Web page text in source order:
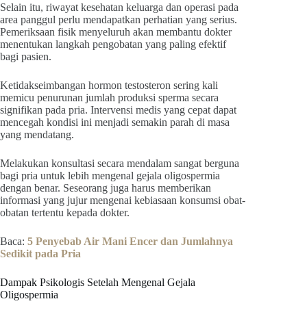
Selain itu, riwayat kesehatan keluarga dan operasi pada
area panggul perlu mendapatkan perhatian yang serius.
Pemeriksaan fisik menyeluruh akan membantu dokter
menentukan langkah pengobatan yang paling efektif
bagi pasien.
Ketidakseimbangan hormon testosteron sering kali
memicu penurunan jumlah produksi sperma secara
signifikan pada pria. Intervensi medis yang cepat dapat
mencegah kondisi ini menjadi semakin parah di masa
yang mendatang.
Melakukan konsultasi secara mendalam sangat berguna
bagi pria untuk lebih mengenal gejala oligospermia
dengan benar. Seseorang juga harus memberikan
informasi yang jujur mengenai kebiasaan konsumsi obat-
obatan tertentu kepada dokter.
Baca: 5 Penyebab Air Mani Encer dan Jumlahnya
Sedikit pada Pria
Dampak Psikologis Setelah Mengenal Gejala
Oligospermia